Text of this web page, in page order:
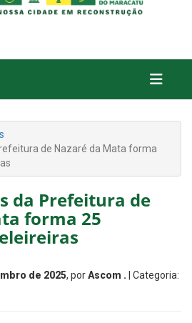
de Nazaré da Mata forma
da Prefeitura de
forma 25
de 2025, porAscom . | Categoria: